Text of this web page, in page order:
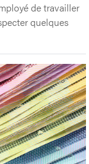
de travailler
quelques